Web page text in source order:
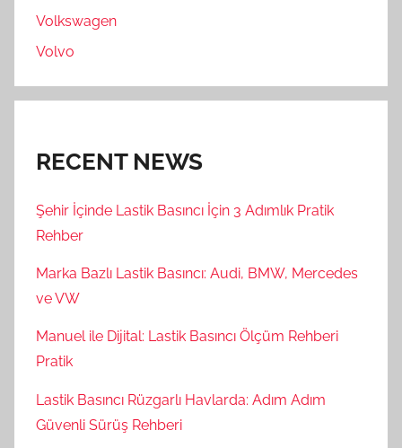
Volkswagen
Volvo
RECENT NEWS
Şehir İçinde Lastik Basıncı İçin 3 Adımlık Pratik
Rehber
Marka Bazlı Lastik Basıncı: Audi, BMW, Mercedes
ve VW
Manuel ile Dijital: Lastik Basıncı Ölçüm Rehberi
Pratik
Lastik Basıncı Rüzgarlı Havlarda: Adım Adım
Güvenli Sürüş Rehberi